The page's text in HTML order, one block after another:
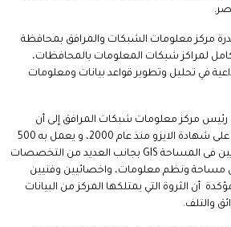
مركز معلومات الشبكات والمرافق بمحافظة
لمراكز شبكات المعلومات بالمحافظات،
في تحليل وتطوير قواعد بيانات ومعلومات
مركز معلومات شبكات المرافق إلى أن
المركز الحاصل على شهادة على شهادة الايزو منذ عام 2000، و يعمل به 500
موظف من بينهم استشاريين فى المساحة GIS بجانب العديد من التخصصات
مساحة ونظم معلومات، واخصائيين وفنيين
أن الثروة التي يمتلكها المركز من البيانات
والتلف.